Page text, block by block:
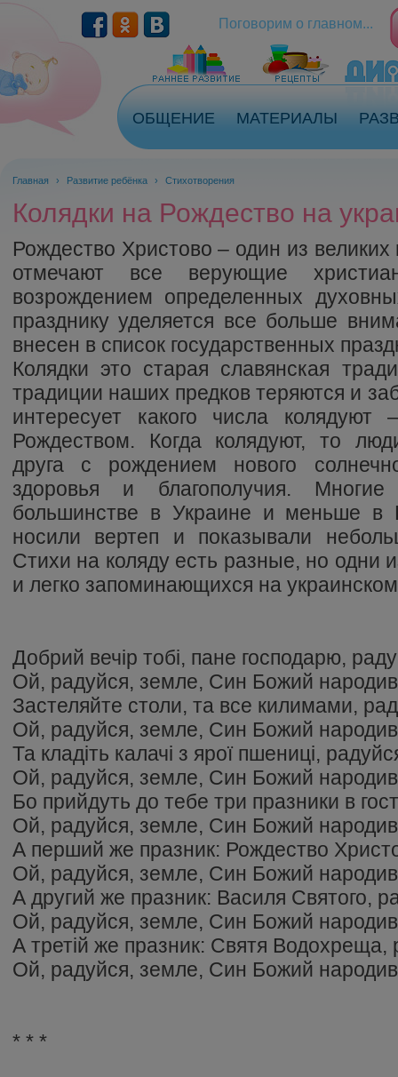
Перейти к основному содержанию
Поговорим о главном...
ОБЩЕНИЕ МАТЕРИАЛЫ
Главная › Развитие ребёнка › Стихотворения
Колядки на Рождество на
Рождество Христово – один из великих
отмечают все верующие
возрождением определенных
празднику уделяется все больше
внесен в список государственных
Колядки это старая славянская
традиции наших предков теряются и
интересует какого числа
Рождеством. Когда колядуют, то
друга с рождением нового
здоровья и благополучия.
большинстве в Украине и меньше в
носили вертеп и показывали
Стихи на коляду есть разные, но одни
и легко запоминающихся на
Добрий вечір тобі, пане господарю,
Ой, радуйся, земле, Син Божий
Застеляйте столи, та все килимами,
Ой, радуйся, земле, Син Божий
Та кладіть калачі з ярої пшениці,
Ой, радуйся, земле, Син Божий
Бо прийдуть до тебе три празники в
Ой, радуйся, земле, Син Божий
А перший же празник: Рождество
Ой, радуйся, земле, Син Божий
А другий же празник: Василя Святого,
Ой, радуйся, земле, Син Божий
А третій же празник: Святя Водохреща,
Ой, радуйся, земле, Син Божий
* * *